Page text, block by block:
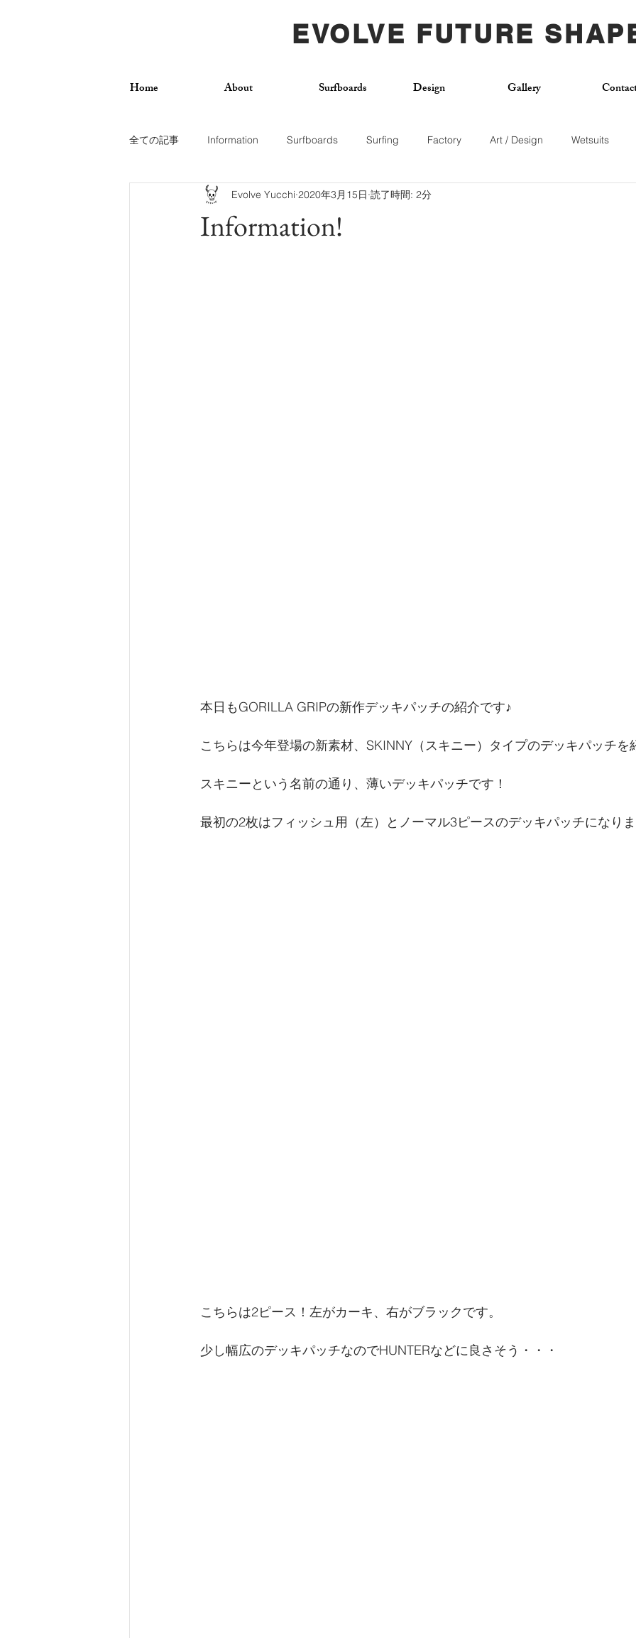
EVOLVE FUTURE
Home About Surfboards Design Gallery
全ての記事 Information Surfboards Surfing Factory Art / Design Wetsuits
Photos Surf Trip Used Board Surf School
Information!
Evolve Yucchi 2020年3月15日 読了時間: 2分
本日もGORILLA GRIPの新作デッキパッチの紹介です♪
こちらは今年登場の新素材、SKINNY（スキニー）タイプのデッキパッチを
スキニーという名前の通り、薄いデッキパッチです！
最初の2枚はフィッシュ用（左）とノーマル3ピースのデッキパッチになりま
こちらは2ピース！左がカーキ、右がブラックです。
少し幅広のデッキパッチなのでHUNTERなどに良さそう・・・